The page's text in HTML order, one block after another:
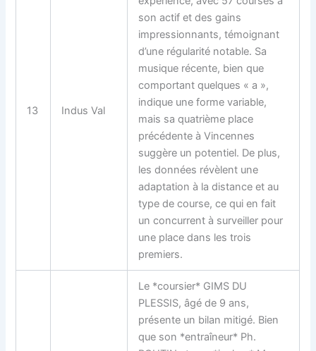
13 Indus Val
son actif et des gains
impressionnants, témoignant
d’une régularité notable. Sa
musique récente, bien que
comportant quelques « a »,
indique une forme variable,
mais sa quatrième place
précédente à Vincennes
suggère un potentiel. De plus,
les données révèlent une
adaptation à la distance et au
type de course, ce qui en fait
un concurrent à surveiller pour
une place dans les trois
premiers.
Le *coursier* GIMS DU
PLESSIS, âgé de 9 ans,
présente un bilan mitigé. Bien
que son *entraîneur* Ph.